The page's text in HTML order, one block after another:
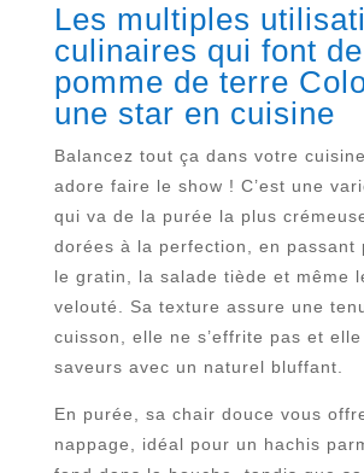
Les multiples
culinaires qui font
pomme de terre
une star en cuisine
Balancez tout ça dans votre
adore faire le show ! C’est une
qui va de la purée la plus
dorées à la perfection, en passant
le gratin, la salade tiède et même
velouté. Sa texture assure une
cuisson, elle ne s’effrite pas et
saveurs avec un naturel bluffant.
En purée, sa chair douce vous
nappage, idéal pour un hachis